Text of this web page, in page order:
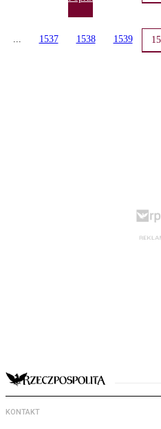
1537 1538 1539
KONTAKT